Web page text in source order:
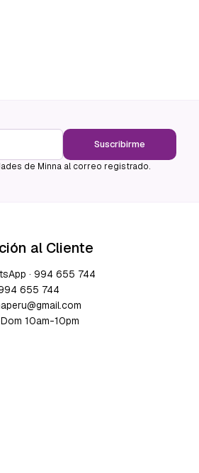
Suscribirme
de Minna al correo registrado.
al Cliente
· 994 655 744
655 744
10am-10pm